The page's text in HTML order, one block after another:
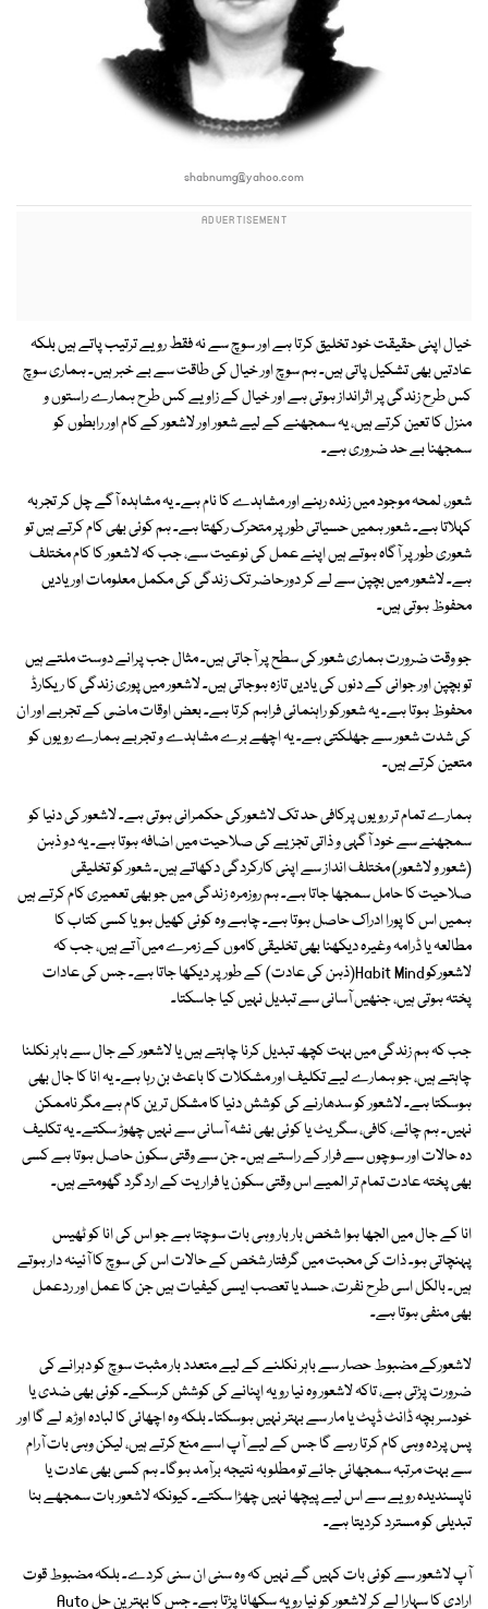
shabnumg@yahoo.com
خیال اپنی حقیقت خود تخلیق کرتا ہے اور سوچ سے نہ فقط رویے ترتیب پاتے ہیں بلکہ
عادتیں بھی تشکیل پاتی ہیں۔ ہم سوچ اور خیال کی طاقت سے بے خبر ہیں۔ ہماری سوچ
کس طرح زندگی پر اثرانداز ہوتی ہے اور خیال کے زاویے کس طرح ہمارے راستوں و
منزل کا تعین کرتے ہیں، یہ سمجھنے کے لیے شعور اور لاشعور کے کام اور رابطوں کو
سمجھنا بے حد ضروری ہے۔
شعور، لمحہ موجود میں زندہ رہنے اور مشاہدے کا نام ہے۔ یہ مشاہدہ آگے چل کر تجربہ
کہلاتا ہے۔ شعور ہمیں حسیاتی طور پر متحرک رکھتا ہے۔ ہم کوئی بھی کام کرتے ہیں تو
شعوری طور پر آگاہ ہوتے ہیں اپنے عمل کی نوعیت سے، جب کہ لاشعور کا کام مختلف
ہے۔ لاشعور میں بچپن سے لے کر دورحاضر تک زندگی کی مکمل معلومات اور یادیں
محفوظ ہوتی ہیں۔
جو وقت ضرورت ہماری شعور کی سطح پر آجاتی ہیں۔ مثال جب پرانے دوست ملتے ہیں
تو بچپن اور جوانی کے دنوں کی یادیں تازہ ہوجاتی ہیں۔ لاشعور میں پوری زندگی کا ریکارڈ
محفوظ ہوتا ہے۔ یہ شعورکو راہنمائی فراہم کرتا ہے۔ بعض اوقات ماضی کے تجربے اور ان
کی شدت شعور سے جھلکتی ہے۔ یہ اچھے برے مشاہدے و تجربے ہمارے رویوں کو
متعین کرتے ہیں۔
ہمارے تمام تر رویوں پرکافی حد تک لاشعورکی حکمرانی ہوتی ہے۔ لاشعور کی دنیا کو
سمجھنے سے خود آگہی و ذاتی تجزیے کی صلاحیت میں اضافہ ہوتا ہے۔ یہ دو ذہن
(شعور و لاشعور) مختلف انداز سے اپنی کارکردگی دکھاتے ہیں۔ شعور کو تخلیقی
صلاحیت کا حامل سمجھا جاتا ہے۔ ہم روزمرہ زندگی میں جو بھی تعمیری کام کرتے ہیں
ہمیں اس کا پورا ادراک حاصل ہوتا ہے۔ چاہے وہ کوئی کھیل ہو یا کسی کتاب کا
مطالعہ یا ڈرامہ وغیرہ دیکھنا بھی تخلیقی کاموں کے زمرے میں آتے ہیں، جب کہ
لاشعورکو Habit Mind(ذہن کی عادت) کے طور پر دیکھا جاتا ہے۔ جس کی عادات
پختہ ہوتی ہیں، جنھیں آسانی سے تبدیل نہیں کیا جاسکتا۔
جب کہ ہم زندگی میں بہت کچھ تبدیل کرنا چاہتے ہیں یا لاشعور کے جال سے باہر نکلنا
چاہتے ہیں، جو ہمارے لیے تکلیف اور مشکلات کا باعث بن رہا ہے۔ یہ انا کا جال بھی
ہوسکتا ہے۔ لاشعور کو سدھارنے کی کوشش دنیا کا مشکل ترین کام ہے مگر ناممکن
نہیں۔ ہم چائے، کافی، سگریٹ یا کوئی بھی نشہ آسانی سے نہیں چھوڑ سکتے۔ یہ تکلیف
دہ حالات اور سوچوں سے فرار کے راستے ہیں۔ جن سے وقتی سکون حاصل ہوتا ہے کسی
بھی پختہ عادت تمام تر المیے اس وقتی سکون یا فراریت کے اردگرد گھومتے ہیں۔
انا کے جال میں الجھا ہوا شخص بار بار وہی بات سوچتا ہے جو اس کی انا کو ٹھیس
پہنچاتی ہو۔ ذات کی محبت میں گرفتار شخص کے حالات اس کی سوچ کا آئینہ دار ہوتے
ہیں۔ بالکل اسی طرح نفرت، حسد یا تعصب ایسی کیفیات ہیں جن کا عمل اور ردعمل
بھی منفی ہوتا ہے۔
لاشعورکے مضبوط حصار سے باہر نکلنے کے لیے متعدد بار مثبت سوچ کو دہرانے کی
ضرورت پڑتی ہے، تاکہ لاشعور وہ نیا رویہ اپنانے کی کوشش کرسکے۔ کوئی بھی ضدی یا
خودسر بچہ ڈانٹ ڈپٹ یا مار سے بہتر نہیں ہوسکتا۔ بلکہ وہ اچھائی کا لبادہ اوڑھ لے گا اور
پس پردہ وہی کام کرتا رہے گا جس کے لیے آپ اسے منع کرتے ہیں، لیکن وہی بات آرام
سے بہت مرتبہ سمجھائی جائے تو مطلوبہ نتیجہ برآمد ہوگا۔ ہم کسی بھی عادت یا
ناپسندیدہ رویے سے اس لیے پیچھا نہیں چھڑا سکتے۔ کیونکہ لاشعور بات سمجھے بنا
تبدیلی کو مسترد کردیتا ہے۔
آپ لاشعور سے کوئی بات کہیں گے نہیں کہ وہ سنی ان سنی کردے۔ بلکہ مضبوط قوت
ارادی کا سہارا لے کر لاشعور کو نیا رویہ سکھانا پڑتا ہے۔ جس کا بہترین حل Auto